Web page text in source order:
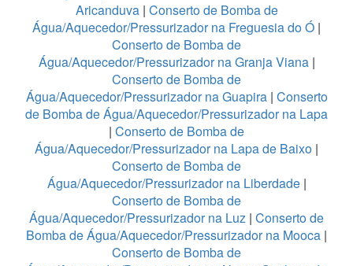
Aricanduva| Conserto de Bomba de
Água/Aquecedor/Pressurizador na Freguesia do Ó |
Conserto de Bomba de
Água/Aquecedor/Pressurizador na Granja Viana|
Conserto de Bomba de
Água/Aquecedor/Pressurizador na Guapira| Conserto
de Bomba de Água/Aquecedor/Pressurizador na Lapa
| Conserto de Bomba de
Água/Aquecedor/Pressurizador na Lapa de Baixo |
Conserto de Bomba de
Água/Aquecedor/Pressurizador na Liberdade |
Conserto de Bomba de
Água/Aquecedor/Pressurizador na Luz | Conserto de
Bomba de Água/Aquecedor/Pressurizador na Mooca |
Conserto de Bomba de